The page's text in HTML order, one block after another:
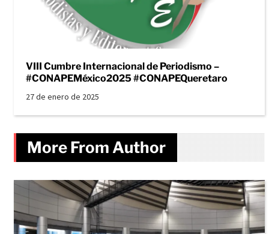
VIII Cumbre Internacional de Periodismo –
#CONAPEMéxico2025 #CONAPEQueretaro
27 de enero de 2025
More From Author